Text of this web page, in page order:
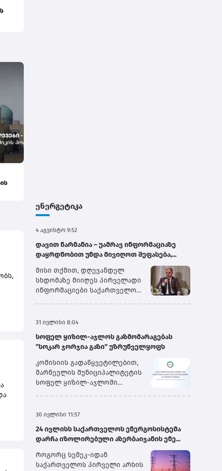
ენერგეტიკა
4 აგვისტო 9:52
დავით ნარმანია – უამრავ ინფორმაციაზე
დაყრდნობით უნდა მივიღოთ შეფასება,...
მისი თქმით, დღევანდელ
სხდომაზე მიიღეს პირველადი
ინფორმაციები საქართველოს
პირებიდან, თუმცა გარკვეული
დამუშავების რეჟიმშია.
„ყველაფრის თავმოყრის
შემდეგ ჩვენ შეგვეძლება,
გავაკეთოთ საბოლოო
დასკვნები. წინასწარი
ავარიის გამომწვევი მიზეზი
ძაბვის გადამცემ ხაზზე
არსებული ავარია, რომელიც
მერე უკვე გადაეცა მთელ
არსებულმა გამორთვის –
ძალიან მარტივ ენაზე რომ
31 ივლისი 8:04
სოფელ ყიზილ-აჯლოს გაზმომარაგებას
"სოკარ ჯორჯია გაზი" უზრუნველყოფს
კომისიის გადაწყვეტილებით,
მარნეულის მუნიციპალიტეტის
სოფელ ყიზილ-აჯლოში
უსაფრთხო მომარაგების
პირველი აგვისტოდან შპს
„სოკარ ჯორჯია გაზი“
უზრუნველყოფს ბუნებრივი
გაზის განაწილების
30 ივლისი 11:57
24 ივლისს საქართველოს ენერგოსისტემა
დარჩა იზოლირებული აზერბაიჯანის ენე...
როგორც სემეკ-იდან
საქართველოს პირველი არხის